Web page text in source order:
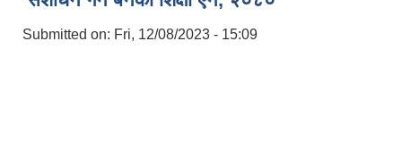
Submitted on: Fri, 12/08/2023 - 15:09